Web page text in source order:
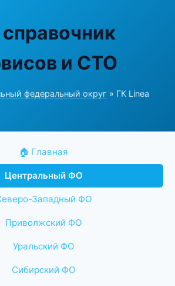
и СТО
федеральный округ » ГК Linea
🏠 Главная
Центральный ФО
Западный ФО
Приволжский ФО
Уральский ФО
Сибирский ФО